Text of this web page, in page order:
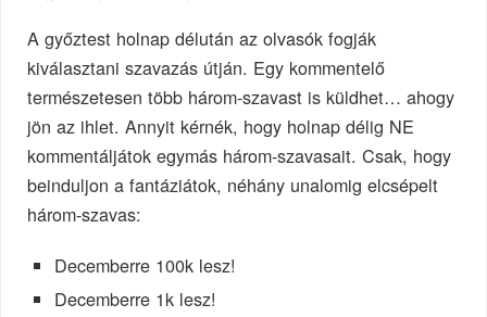
A győztest holnap délután az olvasók fogják
kiválasztani szavazás útján. Egy kommentelő
természetesen több három-szavast is küldhet… ahogy
jön az ihlet. Annyit kérnék, hogy holnap délig NE
kommentáljátok egymás három-szavasait. Csak, hogy
beinduljon a fantáziátok, néhány unalomig elcsépelt
három-szavas:
Decemberre 100k lesz!
Decemberre 1k lesz!